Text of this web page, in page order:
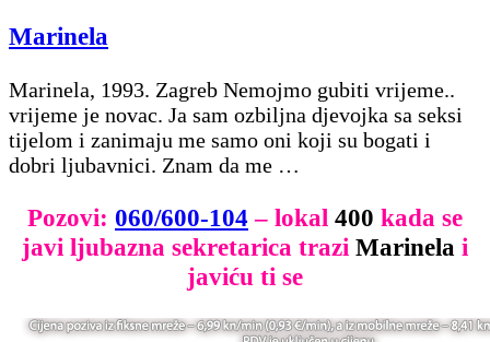
Marinela
Marinela, 1993. Zagreb Nemojmo gubiti vrijeme..
vrijeme je novac. Ja sam ozbiljna djevojka sa seksi
tijelom i zanimaju me samo oni koji su bogati i
dobri ljubavnici. Znam da me …
Pozovi: 060/600-104 – lokal 400 kada se
javi ljubazna sekretarica trazi Marinela i
javiću ti se